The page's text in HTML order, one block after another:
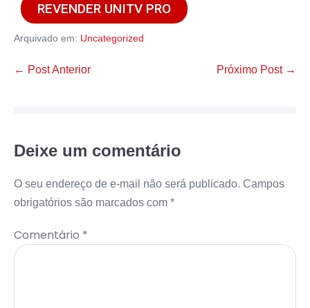
REVENDER UNITV PRO
Arquivado em: Uncategorized
← Post Anterior Próximo Post →
Deixe um comentário
O seu endereço de e-mail não será publicado. Campos
obrigatórios são marcados com *
Comentário *